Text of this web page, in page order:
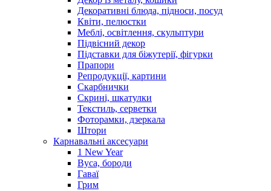
Декоративні блюда, підноси, посуд
Квіти, пелюстки
Меблі, освітлення, скульптури
Підвісний декор
Підставки для біжутерії, фігурки
Прапори
Репродукції, картини
Скарбнички
Скрині, шкатулки
Текстиль, серветки
Фоторамки, дзеркала
Штори
Карнавальні аксесуари
1 New Year
Вуса, бороди
Гаваї
Грим